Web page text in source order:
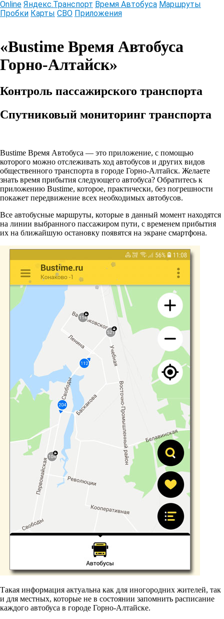
Online Яндекс.Транспорт Время Автобуса Маршруты
Пробки Карты СВО Приложения
«Bustime Время Автобуса
Горно-Алтайск»
Контроль пассажирского транспорта
Спутниковый мониторинг транспорта
Bustime Время Автобуса — это приложение, с помощью
которого можно отслеживать ход автобусов и других видов
общественного транспорта в городе Горно-Алтайск. Желаете
знать время прибытия следующего автобуса? Обратитесь к
приложению Bustime, которое, практически, без погрешности
покажет передвижение всех необходимых автобусов.
Все автобусные маршруты, которые в данный момент находятся
на линии выбранного пассажиром пути, с временем прибытия
их на ближайшую остановку появятся на экране смартфона.
Такая информация актуальна как для иногородних жителей, так
и для местных, которые не в состоянии запомнить расписание
каждого автобуса в городе Горно-Алтайске.